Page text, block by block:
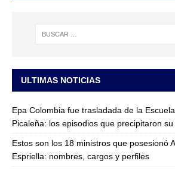
ULTIMAS NOTICIAS
Epa Colombia fue trasladada de la
Picaleña: los episodios que precipitaron
Estos son los 18 ministros que posesionó
Espriella: nombres, cargos y perfiles